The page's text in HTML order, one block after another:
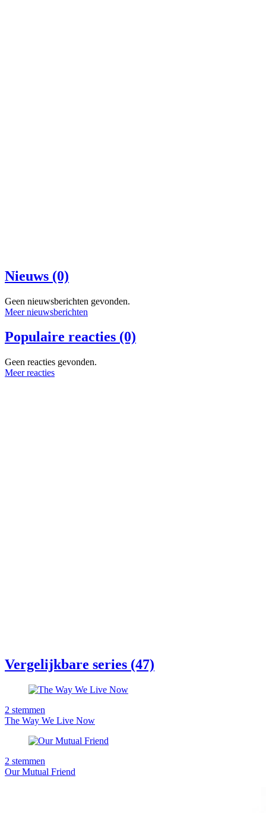
Nieuws (0)
Geen nieuwsberichten gevonden.
Meer nieuwsberichten
Populaire reacties (0)
Geen reacties gevonden.
Meer reacties
Vergelijkbare series (47)
2 stemmen
The Way We Live Now
2 stemmen
Our Mutual Friend